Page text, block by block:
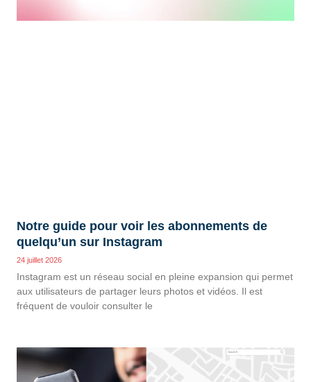
Notre guide pour voir les abonnements de
quelqu’un sur Instagram
24 juillet 2026
Instagram est un réseau social en pleine expansion qui permet
aux utilisateurs de partager leurs photos et vidéos. Il est
fréquent de vouloir consulter le